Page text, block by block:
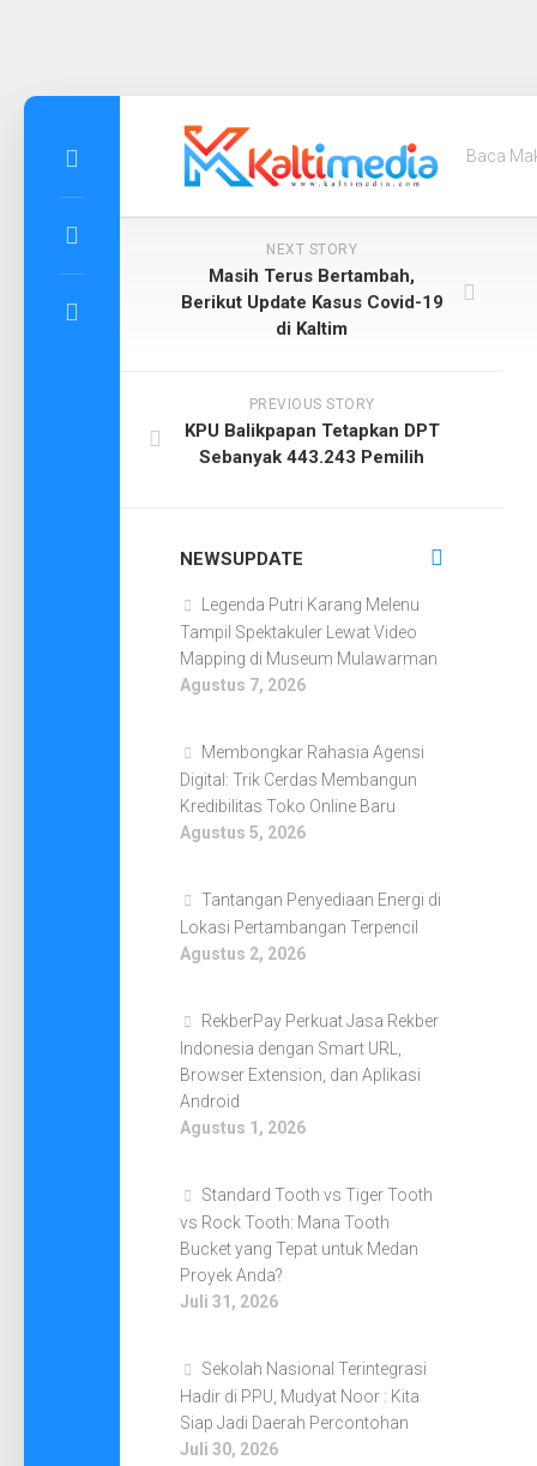
Skip
Baca
NEXT STORY
Masih Terus Bertambah,
Berikut Update Kasus Covid-19
di Kaltim
PREVIOUS STORY
KPU Balikpapan Tetapkan DPT
Sebanyak 443.243 Pemilih
NEWSUPDATE
Legenda Putri Karang Melenu
Tampil Spektakuler Lewat Video
Mapping di Museum Mulawarman
Agustus 7, 2026
Membongkar Rahasia Agensi
Digital: Trik Cerdas Membangun
Kredibilitas Toko Online Baru
Agustus 5, 2026
Tantangan Penyediaan Energi di
Lokasi Pertambangan Terpencil
Agustus 2, 2026
RekberPay Perkuat Jasa Rekber
Indonesia dengan Smart URL,
Browser Extension, dan Aplikasi
Android
Agustus 1, 2026
Standard Tooth vs Tiger Tooth
vs Rock Tooth: Mana Tooth
Bucket yang Tepat untuk Medan
Proyek Anda?
Juli 31, 2026
Sekolah Nasional Terintegrasi
Hadir di PPU, Mudyat Noor : Kita
Siap Jadi Daerah Percontohan
Juli 30, 2026